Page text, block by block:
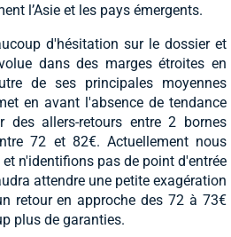
l’Asie et les pays émergents.
d'hésitation sur le dossier et
dans des marges étroites en
de ses principales moyennes
en avant l'absence de tendance
des allers-retours entre 2 bornes
72 et 82€. Actuellement nous
n'identifions pas de point d'entrée
attendre une petite exagération
retour en approche des 72 à 73€
plus de garanties.